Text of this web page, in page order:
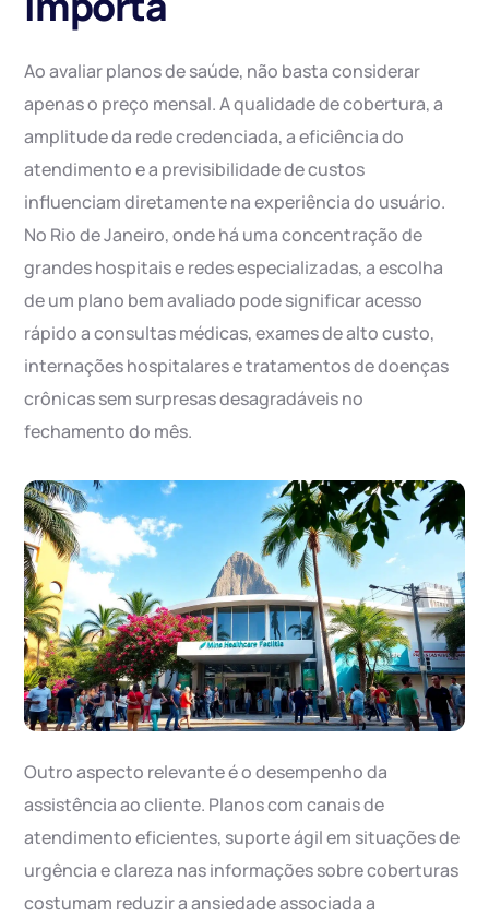
Ao avaliar planos de saúde, não basta considerar
apenas o preço mensal. A qualidade de cobertura, a
amplitude da rede credenciada, a eficiência do
atendimento e a previsibilidade de custos
influenciam diretamente na experiência do usuário.
No Rio de Janeiro, onde há uma concentração de
grandes hospitais e redes especializadas, a escolha
de um plano bem avaliado pode significar acesso
rápido a consultas médicas, exames de alto custo,
internações hospitalares e tratamentos de doenças
crônicas sem surpresas desagradáveis no
fechamento do mês.
Outro aspecto relevante é o desempenho da
assistência ao cliente. Planos com canais de
atendimento eficientes, suporte ágil em situações de
urgência e clareza nas informações sobre coberturas
costumam reduzir a ansiedade associada a